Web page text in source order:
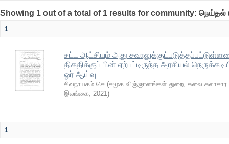
Showing 1 out of a total of 1 results for community: நெய்தல்
1
சட்ட ஆட்சியும் அது
திகதிக்குப் பின் ஏற்பட்டிருந்த அரசியல்
ஓர் ஆய்வு
சிவநாயகம்.செ (சமூக விஞ்ஞானங்கள் துறை, கலை
இலங்கை, 2021)
1